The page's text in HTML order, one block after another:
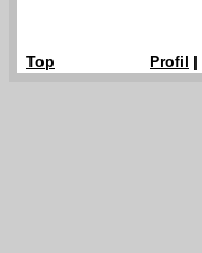
Top Profil |